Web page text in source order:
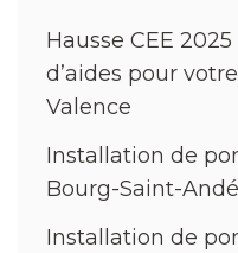
Hausse CEE
d’aides pour
Valence
Installation de
Bourg-Saint-
Installation de